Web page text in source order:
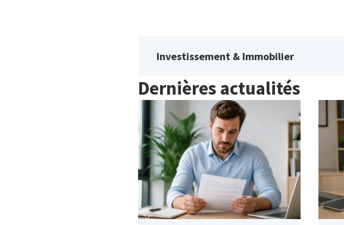
Investissement & Immobilier
Dernières actualités